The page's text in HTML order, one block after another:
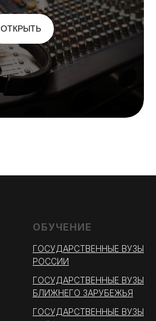
ОТКРЫТЬ
ОБУЧЕНИЕ
ГОСУДАРСТВЕННЫЕ ВУЗЫ
РОССИИ
ГОСУДАРСТВЕННЫЕ ВУЗЫ
БЛИЖНЕГО ЗАРУБЕЖЬЯ
ГОСУДАРСТВЕННЫЕ ВУЗЫ